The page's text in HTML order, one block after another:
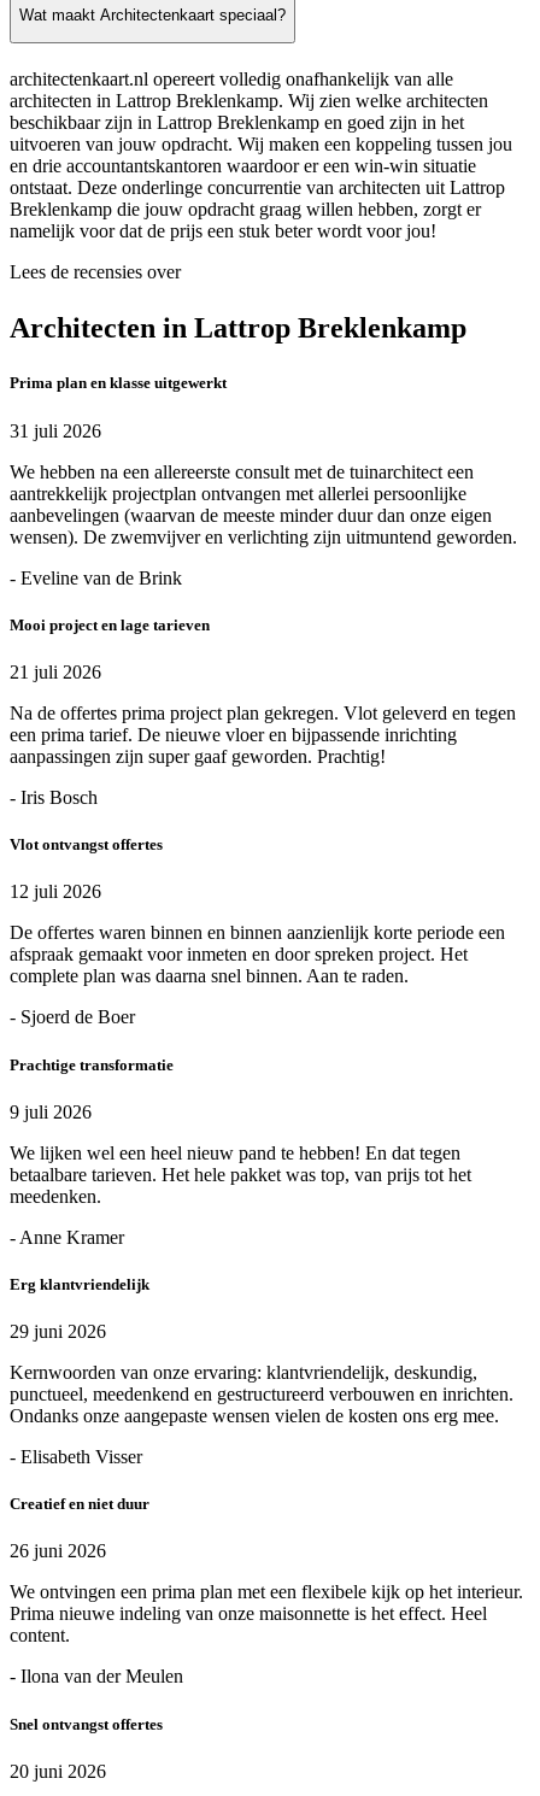
Wat maakt Architectenkaart speciaal?
architectenkaart.nl opereert volledig onafhankelijk van alle
architecten in Lattrop Breklenkamp. Wij zien welke architecten
beschikbaar zijn in Lattrop Breklenkamp en goed zijn in het
uitvoeren van jouw opdracht. Wij maken een koppeling tussen jou
en drie accountantskantoren waardoor er een win-win situatie
ontstaat. Deze onderlinge concurrentie van architecten uit Lattrop
Breklenkamp die jouw opdracht graag willen hebben, zorgt er
namelijk voor dat de prijs een stuk beter wordt voor jou!
Lees de recensies over
Architecten in Lattrop Breklenkamp
Prima plan en klasse uitgewerkt
31 juli 2026
We hebben na een allereerste consult met de tuinarchitect een
aantrekkelijk projectplan ontvangen met allerlei persoonlijke
aanbevelingen (waarvan de meeste minder duur dan onze eigen
wensen). De zwemvijver en verlichting zijn uitmuntend geworden.
- Eveline van de Brink
Mooi project en lage tarieven
21 juli 2026
Na de offertes prima project plan gekregen. Vlot geleverd en tegen
een prima tarief. De nieuwe vloer en bijpassende inrichting
aanpassingen zijn super gaaf geworden. Prachtig!
- Iris Bosch
Vlot ontvangst offertes
12 juli 2026
De offertes waren binnen en binnen aanzienlijk korte periode een
afspraak gemaakt voor inmeten en door spreken project. Het
complete plan was daarna snel binnen. Aan te raden.
- Sjoerd de Boer
Prachtige transformatie
9 juli 2026
We lijken wel een heel nieuw pand te hebben! En dat tegen
betaalbare tarieven. Het hele pakket was top, van prijs tot het
meedenken.
- Anne Kramer
Erg klantvriendelijk
29 juni 2026
Kernwoorden van onze ervaring: klantvriendelijk, deskundig,
punctueel, meedenkend en gestructureerd verbouwen en inrichten.
Ondanks onze aangepaste wensen vielen de kosten ons erg mee.
- Elisabeth Visser
Creatief en niet duur
26 juni 2026
We ontvingen een prima plan met een flexibele kijk op het interieur.
Prima nieuwe indeling van onze maisonnette is het effect. Heel
content.
- Ilona van der Meulen
Snel ontvangst offertes
20 juni 2026